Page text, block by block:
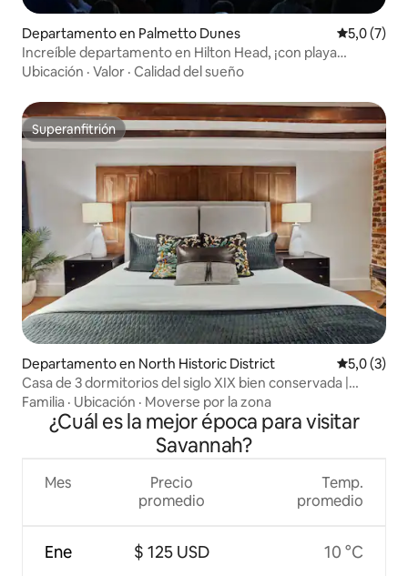
Departamento en Palmetto Dunes
5,0 (7)
Increíble departamento en Hilton Head, ¡con playa
privada!
Ubicación · Valor · Calidad del sueño
Superanfitrión
Superanfitrión
Departamento en North Historic District
5,0 (3)
Casa de 3 dormitorios del siglo XIX bien conservada |
Centro de Savannah
Familia · Ubicación · Moverse por la zona
¿Cuál es la mejor época para visitar
Savannah?
Mes
Ene
Precio
promedio
$ 125 USD
Temp.
promedio
10 °C